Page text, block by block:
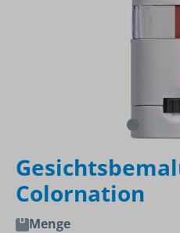
Colornation
Menge